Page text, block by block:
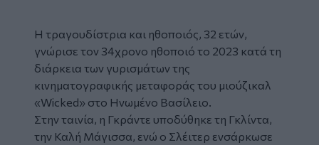
Η τραγουδίστρια και ηθοποιός, 32 ετών,
γνώρισε τον 34χρονο ηθοποιό το 2023 κατά τη
διάρκεια των γυρισμάτων της
κινηματογραφικής μεταφοράς του μιούζικαλ
«Wicked» στο Ηνωμένο Βασίλειο.
Στην ταινία, η Γκράντε υποδύθηκε τη Γκλίντα,
την Καλή Μάγισσα, ενώ ο Σλέιτερ ενσάρκωσε